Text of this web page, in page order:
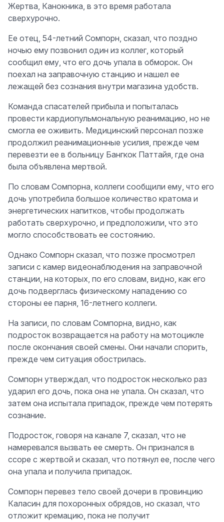
Жертва, Канокника, в это время работала
сверхурочно.
Ее отец, 54-летний Сомпорн, сказал, что поздно
ночью ему позвонил один из коллег, который
сообщил ему, что его дочь упала в обморок. Он
поехал на заправочную станцию и нашел ее
лежащей без сознания внутри магазина удобств.
Команда спасателей прибыла и попыталась
провести кардиопульмональную реанимацию, но не
смогла ее оживить. Медицинский персонал позже
продолжил реанимационные усилия, прежде чем
перевезти ее в больницу Бангкок Паттайя, где она
была объявлена мертвой.
По словам Сомпорна, коллеги сообщили ему, что его
дочь употребила большое количество кратома и
энергетических напитков, чтобы продолжать
работать сверхурочно, и предположили, что это
могло способствовать ее состоянию.
Однако Сомпорн сказал, что позже просмотрел
записи с камер видеонаблюдения на заправочной
станции, на которых, по его словам, видно, как его
дочь подверглась физическому нападению со
стороны ее парня, 16-летнего коллеги.
На записи, по словам Сомпорна, видно, как
подросток возвращается на работу на мотоцикле
после окончания своей смены. Они начали спорить,
прежде чем ситуация обострилась.
Сомпорн утверждал, что подросток несколько раз
ударил его дочь, пока она не упала. Он сказал, что
затем она испытала припадок, прежде чем потерять
сознание.
Подросток, говоря на канале 7, сказал, что не
намеревался вызвать ее смерть. Он признался в
ссоре с жертвой и сказал, что потянул ее, после чего
она упала и получила припадок.
Сомпорн перевез тело своей дочери в провинцию
Каласин для похоронных обрядов, но сказал, что
отложит кремацию, пока не получит